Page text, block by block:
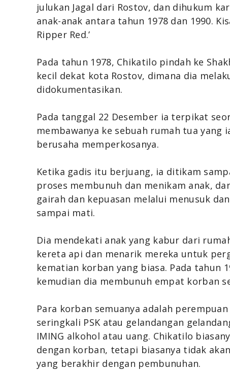
julukan Jagal dari Rostov, dan dihukum
anak-anak antara tahun 1978 dan 1990.
Ripper Red.’
Pada tahun 1978, Chikatilo pindah ke
kecil dekat kota Rostov, dimana dia
didokumentasikan.
Pada tanggal 22 Desember ia terpikat
membawanya ke sebuah rumah tua yang
berusaha memperkosanya.
Ketika gadis itu berjuang, ia ditikam
proses membunuh dan menikam anak,
gairah dan kepuasan melalui menusuk
sampai mati.
Dia mendekati anak yang kabur dari
kereta api dan menarik mereka untuk
kematian korban yang biasa. Pada tahun
kemudian dia membunuh empat korban
Para korban semuanya adalah
seringkali PSK atau gelandangan
IMING alkohol atau uang. Chikatilo
dengan korban, tetapi biasanya tidak
yang berakhir dengan pembunuhan.